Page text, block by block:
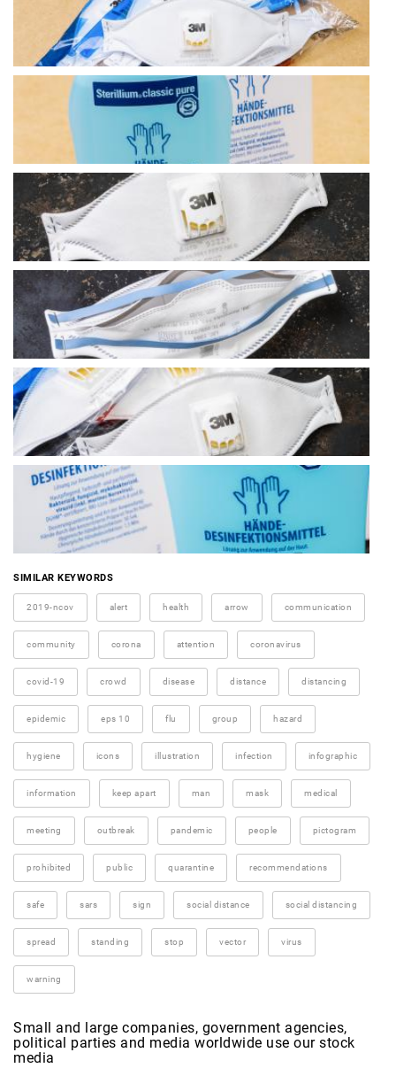
SIMILAR KEYWORDS
2019-ncov alert health arrow communication
community corona attention coronavirus
covid-19 crowd disease distance distancing
epidemic eps 10 flu group hazard
hygiene icons illustration infection infographic
information keep apart man mask medical
meeting outbreak pandemic people pictogram
prohibited public quarantine recommendations
safe sars sign social distance social distancing
spread standing stop vector virus
warning
Small and large companies, government agencies,
political parties and media worldwide use our stock
media